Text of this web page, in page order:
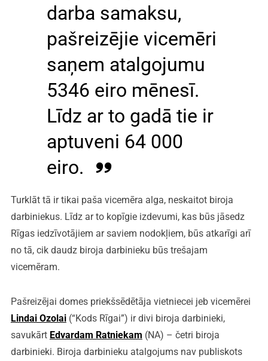
darba samaksu,
pašreizējie vicemēri
saņem atalgojumu
5346 eiro mēnesī.
Līdz ar to gadā tie ir
aptuveni 64 000
eiro.
Turklāt tā ir tikai paša vicemēra alga, neskaitot biroja
darbiniekus. Līdz ar to kopīgie izdevumi, kas būs jāsedz
Rīgas iedzīvotājiem ar saviem nodokļiem, būs atkarīgi arī
no tā, cik daudz biroja darbinieku būs trešajam
vicemēram.
Pašreizējai domes priekšsēdētāja vietniecei jeb vicemērei
Lindai Ozolai(“Kods Rīgai”) ir divi biroja darbinieki,
savukārt Edvardam Ratniekam (NA) – četri biroja
darbinieki. Biroja darbinieku atalgojums nav publiskots